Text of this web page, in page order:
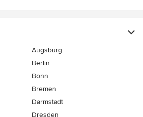
Augsburg
Berlin
Bonn
Bremen
Darmstadt
Dresden